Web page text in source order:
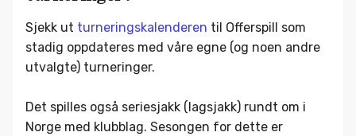
Sjekk ut turneringskalenderen til Offerspill som
stadig oppdateres med våre egne (og noen andre
utvalgte) turneringer.
Det spilles også seriesjakk (lagsjakk) rundt om i
Norge med klubblag. Sesongen for dette er